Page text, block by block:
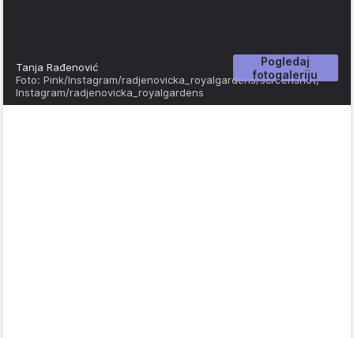
Pogledaj
fotogaleriju
Tanja Rađenović
Foto: Pink/Instagram/radjenovicka_royalgardens/screenshot,
Instagram/radjenovicka_royalgardens